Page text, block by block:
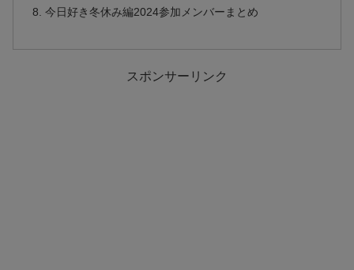
今日好き冬休み編2024参加メンバーまとめ
スポンサーリンク